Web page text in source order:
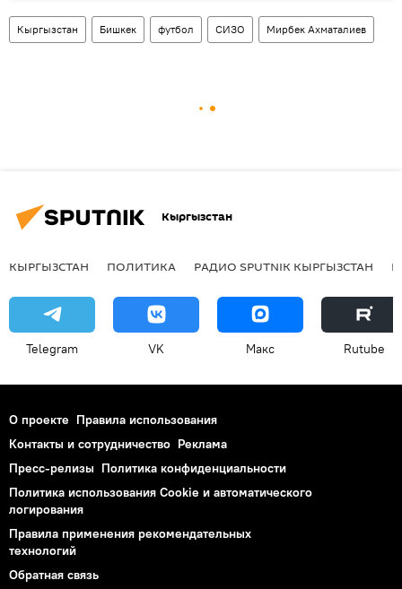
Кыргызстан Бишкек футбол СИЗО Мирбек Ахматалиев
Кыргызстан
КЫРГЫЗСТАН ПОЛИТИКА РАДИО SPUTNIK КЫРГЫЗСТАН
Telegram VK Макс Rutube
О проекте Правила использования
Контакты и сотрудничество Реклама
Пресс-релизы Политика конфиденциальности
Политика использования Cookie и автоматического
логирования
Правила применения рекомендательных
технологий
Обратная связь